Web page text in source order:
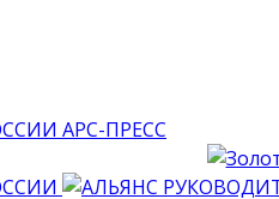
АРС-ПРЕСС